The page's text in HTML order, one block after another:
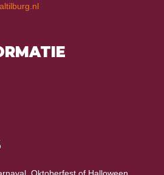
Oktoberfest of Halloween